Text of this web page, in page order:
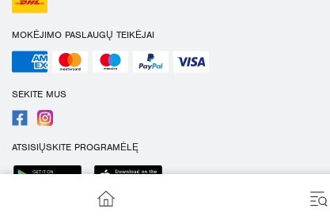
MOKĖJIMO PASLAUGŲ TEIKĖJAI
SEKITE MUS
ATSISIŲSKITE PROGRAMĖLĘ